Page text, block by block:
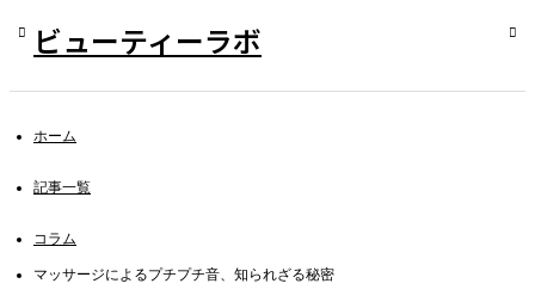
ビューティーラボ
ホーム
記事一覧
コラム
マッサージによるプチプチ音、知られざる秘密